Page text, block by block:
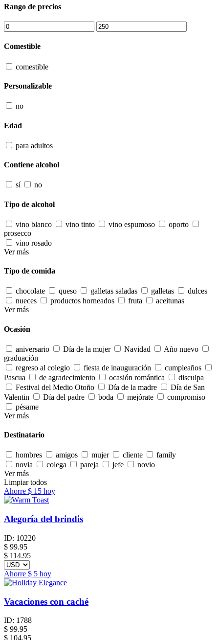
Rango de precios
Comestible
comestible
Personalizable
no
Edad
para adultos
Contiene alcohol
sí no
Tipo de alcohol
vino blanco vino tinto vino espumoso
oporto
prosecco
vino rosado
Ver más
Tipo de comida
chocolate queso galletas saladas galletas
dulces
nueces
productos horneados fruta
aceitunas
Ver más
Ocasión
aniversario Día de la mujer Navidad
Año nuevo
graduación
regreso al colegio
fiesta de inauguración
cumpleaños
Pascua
de agradecimiento ocasión romántica
disculpa
Festival del Medio Otoño
Día de la madre
Día de San
Valentin
Día del padre boda mejórate
compromiso
pésame
Ver más
Destinatario
hombres amigos mujer cliente
family
novia
colega pareja jefe
novio
Ver más
Limpiar todos
Ahorre $ 15 hoy
Alegoría del brindis
ID: 10220
$ 99.95
$ 114.95
Ahorre $ 5 hoy
Vacaciones con caché
ID: 1788
$ 99.95
$ 104.95